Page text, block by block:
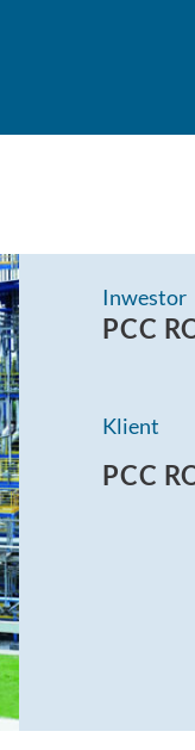
Inwestor
PCC
Klient
PCC